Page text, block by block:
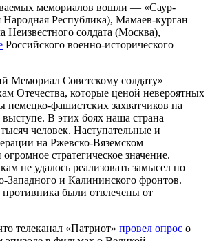
мемориалов вошли — «Саур-
Республика), Мамаев-курган
Неизвестного солдата (Москва),
Российского военно-исторического
Мемориал Советскому солдату»
Отечества, которые ценой невероятных
немецко-фашистских захватчиков на
В этих боях наша страна
человек. Наступательные и
на Ржевско-Вяземском
стратегическое значение.
не удалось реализовать замысел по
Западного и Калининского фронтов.
были отвлечены от
телеканал «Патриот» провел опрос о